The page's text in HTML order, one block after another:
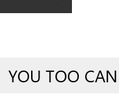
YOU TOO